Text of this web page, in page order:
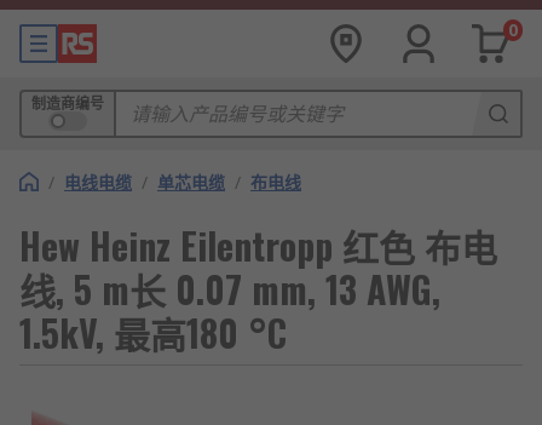
0
制造商编号
/ 电线电缆 / 单芯电缆 / 布电线
Hew Heinz Eilentropp 红色 布电
线, 5 m长 0.07 mm, 13 AWG,
1.5kV, 最高180 °C